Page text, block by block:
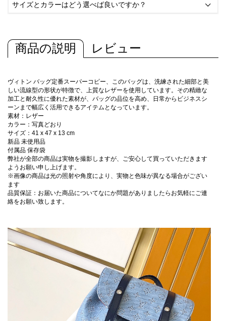
サイズとカラーはどう選べば良いですか？ 
商品の説明 レビュー
ヴィトン バッグ定番スーパーコピー、このバッグは、洗練された細部と美
しい流線型の形状が特徴で、上質なレザーを使用しています。その精緻な
加工と耐久性に優れた素材が、バッグの品位を高め、日常からビジネスシ
ーンまで幅広く活用できるアイテムとなっています。
素材：レザー
カラー：写真どおり
サイズ：41 x 47 x 13 cm
新品 未使用品
付属品 保存袋
弊社が全部の商品は実物を撮影しますが、ご安心して買っていただきます
ようお願い申し上げます。
※画像の商品は光の照射や角度により、実物と色味が異なる場合がござい
ます
品質保証：お届いた商品についてなにか問題がありましたらお気軽にご連
絡をお願い致します。